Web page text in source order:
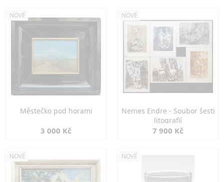
NOVÉ
Městečko pod horami
3 000 Kč
NOVÉ
Nemes Endre - Soubor šesti
litografií
7 900 Kč
NOVÉ NOVÉ